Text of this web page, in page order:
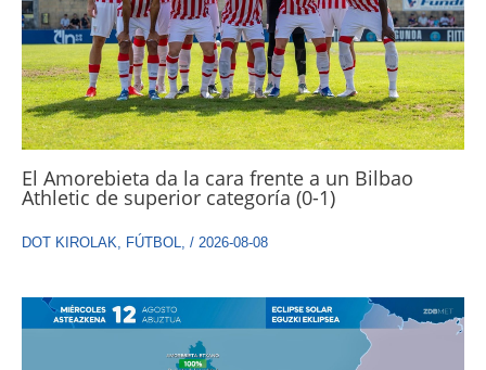
El Amorebieta da la cara frente a un Bilbao
Athletic de superior categoría (0-1)
DOT KIROLAK, FÚTBOL, / 2026-08-08